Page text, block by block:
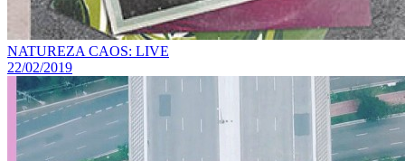
NATUREZA CAOS: LIVE
22/02/2019